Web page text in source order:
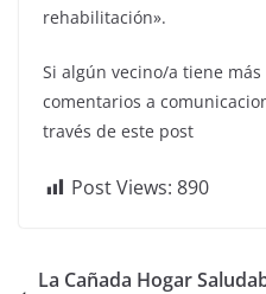
rehabilitación».
Si algún vecino/a tiene
comentarios a
través de este post
Post Views: 890
La Cañada Hogar